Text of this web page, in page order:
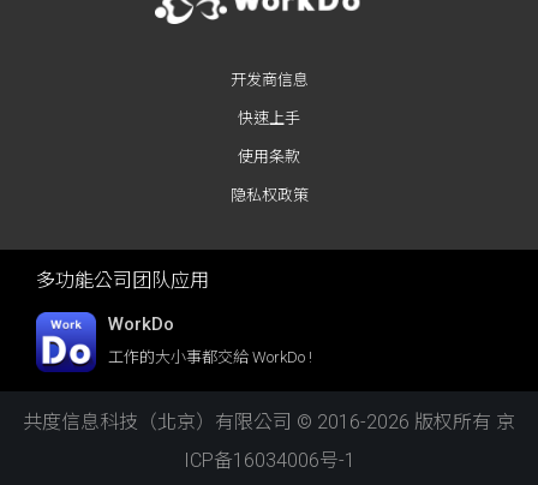
开发商信息
快速上手
使用条款
隐私权政策
多功能公司团队应用
WorkDo
工作的大小事都交給 WorkDo !
共度信息科技（北京）有限公司 © 2016-2026 版权所有 京
ICP备16034006号-1